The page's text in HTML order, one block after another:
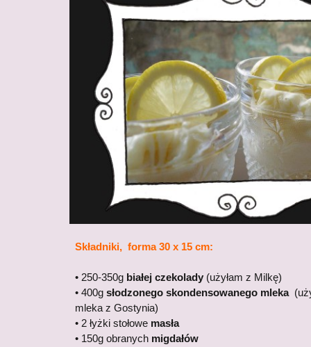
Składniki, forma 30 x 15 cm:
• 250-350g białej czekolady (użyłam z Milkę)
• 400g słodzonego skondensowanego mleka
mleka z Gostynia)
• 2 łyżki stołowe masła
• 150g obranych migdałów